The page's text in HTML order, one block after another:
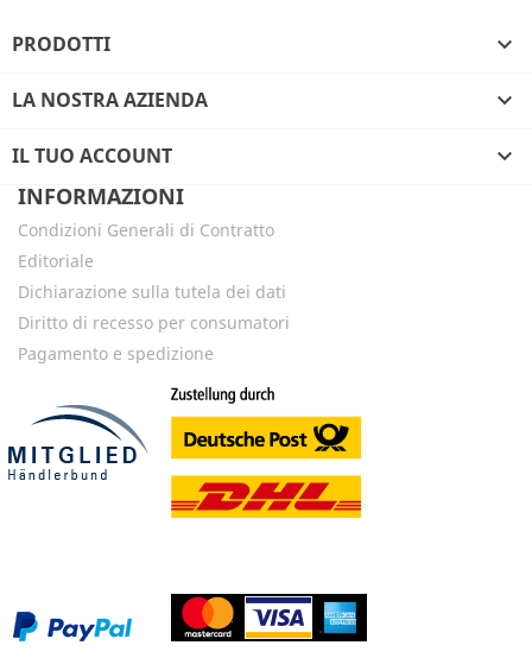
PRODOTTI 
LA NOSTRA AZIENDA 
IL TUO ACCOUNT

INFORMAZIONI
Condizioni Generali di Contratto
Editoriale
Dichiarazione sulla tutela dei dati
Diritto di recesso per consumatori
Pagamento e spedizione